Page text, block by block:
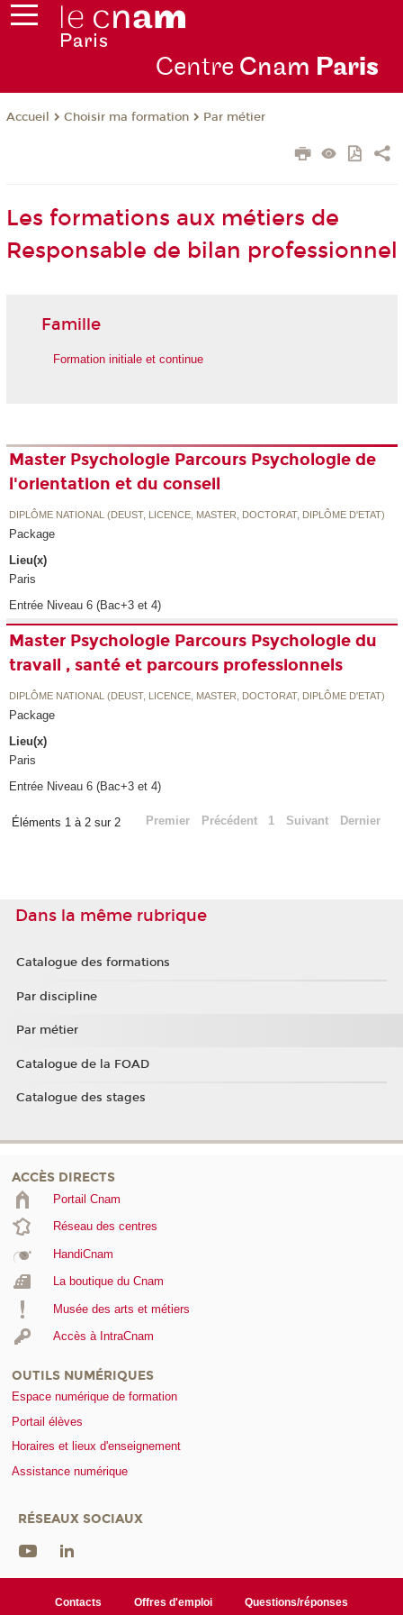
Centre Cnam Paris
Accueil Choisir ma formation Par métier
Les formations aux métiers de
Responsable de bilan professionnel
Famille
Formation initiale et continue
Master Psychologie Parcours Psychologie de
l'orientation et du conseil
DIPLÔME NATIONAL (DEUST, LICENCE, MASTER, DOCTORAT, DIPLÔME D'ETAT)
Package
Lieu(x)
Paris
Entrée Niveau 6 (Bac+3 et 4)
Master Psychologie Parcours Psychologie du
travail , santé et parcours professionnels
DIPLÔME NATIONAL (DEUST, LICENCE, MASTER, DOCTORAT, DIPLÔME D'ETAT)
Package
Lieu(x)
Paris
Entrée Niveau 6 (Bac+3 et 4)
Éléments 1 à 2 sur 2 Premier Précédent 1 Suivant Dernier
Dans la même rubrique
Catalogue des formations
Par discipline
Par métier
Catalogue de la FOAD
Catalogue des stages
ACCÈS DIRECTS
Portail Cnam
Réseau des centres
HandiCnam
La boutique du Cnam
Musée des arts et métiers
Accès à IntraCnam
OUTILS NUMÉRIQUES
Espace numérique de formation
Portail élèves
Horaires et lieux d'enseignement
Assistance numérique
RÉSEAUX SOCIAUX
Contacts Offres d'emploi Questions/réponses